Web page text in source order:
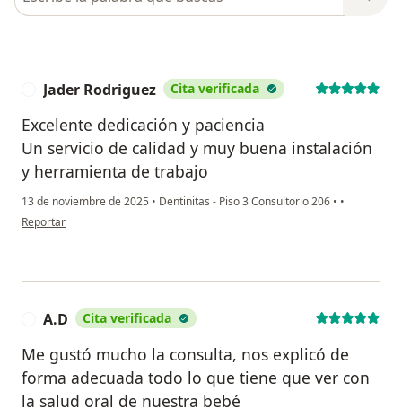
Jader Rodriguez Cita verificada
Excelente dedicación y paciencia
Un servicio de calidad y muy buena instalación
y herramienta de trabajo
13 de noviembre de 2025 • Dentinitas - Piso 3 Consultorio 206 • •
en opinión del usuario Jader Rodriguez
Reportar
A.D Cita verificada
Me gustó mucho la consulta, nos explicó de
forma adecuada todo lo que tiene que ver con
la salud oral de nuestra bebé